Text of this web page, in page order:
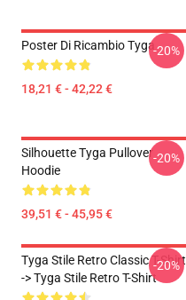
Poster Di Ricambio Tyga
18,21 € - 42,22 €
-20%
Silhouette Tyga Pullover
Hoodie
39,51 € - 45,95 €
-20%
Tyga Stile Retro Classic T-Shirt
-> Tyga Stile Retro T-Shirt
-20%